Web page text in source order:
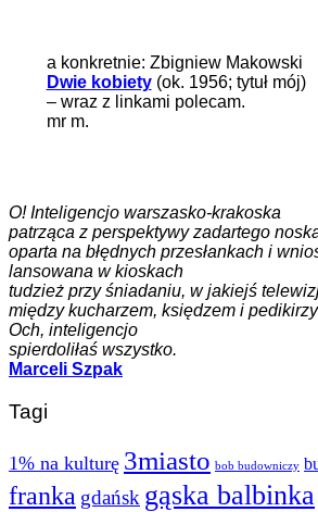
a konkretnie: Zbigniew Makowski
Dwie kobiety(ok. 1956; tytuł mój)
– wraz z linkami polecam.
mr m.
O! Inteligencjo warszasko-krakoska
patrząca z perspektywy zadartego
oparta na błędnych przesłankach i
lansowana w kioskach
tudzież przy śniadaniu, w jakiejś
między kucharzem, księdzem i
Och, inteligencjo
spierdoliłaś wszystko.
Marceli Szpak
Tagi
1% na kulturę 3miasto bob budowniczy
franka gdańsk gąska balbinka